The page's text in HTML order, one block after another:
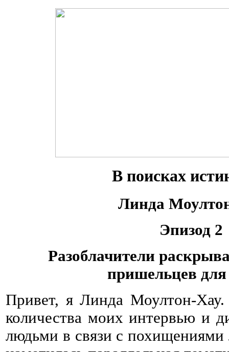
В поисках
Линда
Эпизод 2
Разоблачители
пришельцев
Привет, я Линда Моултон-
количества моих интервью и
людьми в связи с похищениями